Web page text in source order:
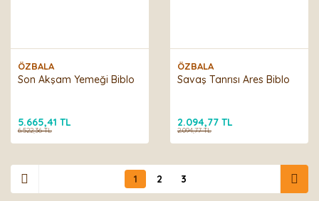
ÖZBALA
Son Akşam Yemeği Biblo
5.665,41 TL
6.522,36 TL
ÖZBALA
Savaş Tanrısı Ares Biblo
2.094,77 TL
2.094,77 TL
1 2 3